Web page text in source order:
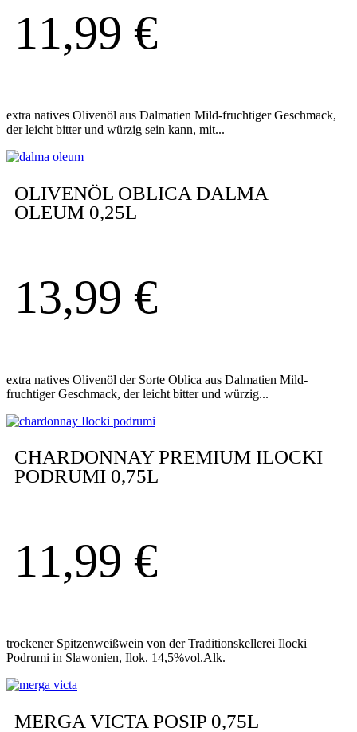
11,99 €
extra natives Olivenöl aus Dalmatien Mild-fruchtiger Geschmack,
der leicht bitter und würzig sein kann, mit...
OLIVENÖL OBLICA DALMA
OLEUM 0,25L
13,99 €
extra natives Olivenöl der Sorte Oblica aus Dalmatien Mild-
fruchtiger Geschmack, der leicht bitter und würzig...
CHARDONNAY PREMIUM ILOCKI
PODRUMI 0,75L
11,99 €
trockener Spitzenweißwein von der Traditionskellerei Ilocki
Podrumi in Slawonien, Ilok. 14,5%vol.Alk.
MERGA VICTA POSIP 0,75L